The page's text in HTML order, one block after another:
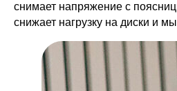
снимает напряжение с
снижает нагрузку на диски и